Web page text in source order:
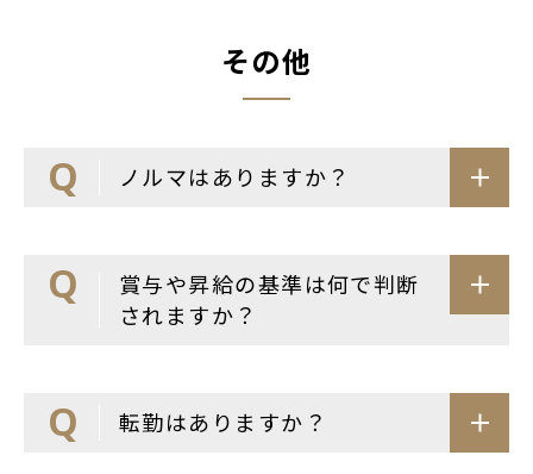
その他
ノルマはありますか？
賞与や昇給の基準は何で判断
されますか？
転勤はありますか？